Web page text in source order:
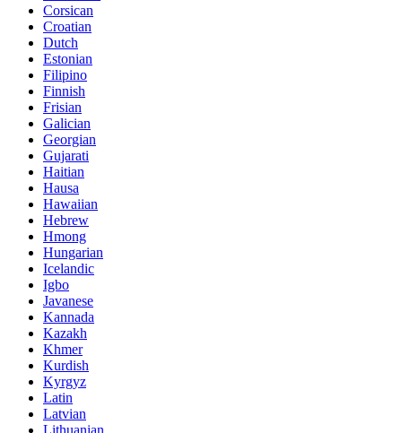
Corsican
Croatian
Dutch
Estonian
Filipino
Finnish
Frisian
Galician
Georgian
Gujarati
Haitian
Hausa
Hawaiian
Hebrew
Hmong
Hungarian
Icelandic
Igbo
Javanese
Kannada
Kazakh
Khmer
Kurdish
Kyrgyz
Latin
Latvian
Lithuanian